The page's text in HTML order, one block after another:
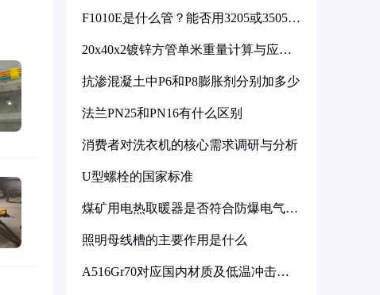
F1010E是什么管？能否用3205或3505代
20x40x2镀锌方管单米重量计算与应用
抗渗混凝土中P6和P8膨胀剂分别加多少
法兰PN25和PN16有什么区别
消费者对洗衣机的核心需求调研与分析
U型螺栓的国家标准
煤矿用电热取暖器是否符合防爆电气设
照明母线槽的主要作用是什么
A516Gr70对应国内材质及低温冲击要